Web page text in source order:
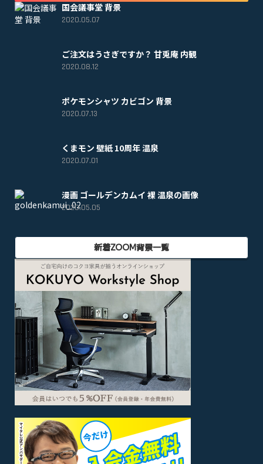
国会議事堂 背景
2020.05.07
ご注文はうさぎですか？ 甘兎庵 内観
2020.08.12
ポケモンシャツ カビゴン 背景
2020.07.13
くまモン 壁紙 10周年 温泉
2020.07.01
漫画 ゴールデンカムイ 裸 温泉の画像
2020.05.05
新着ZOOM背景一覧